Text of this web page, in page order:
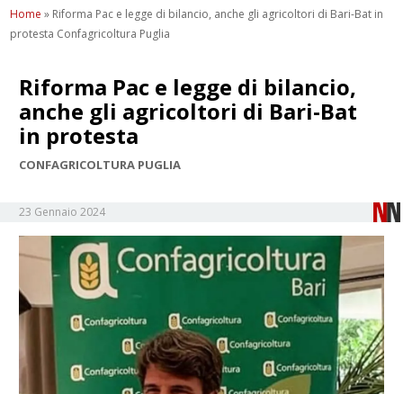
Home » Riforma Pac e legge di bilancio, anche gli agricoltori di Bari-Bat in
protesta Confagricoltura Puglia
Riforma Pac e legge di bilancio,
anche gli agricoltori di Bari-Bat
in protesta
CONFAGRICOLTURA PUGLIA
23 Gennaio 2024